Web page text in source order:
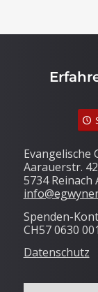
Evangelische
Aarauerstr. 42
5734 Reinach
Spenden-
CH57 0630
Datenschutz